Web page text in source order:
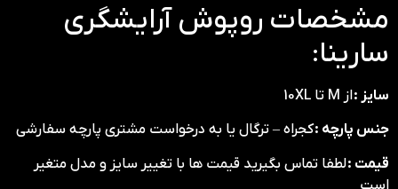
مشخصات روپوش آرایشگری
سارینا:
سایز :از M تا 10XL
جنس پارچه :کجراه – ترگال یا به درخواست مشتری پارچه سفارشی
قیمت :لطفا تماس بگیرید قیمت ها با تغییر سایز و مدل متغیر
است